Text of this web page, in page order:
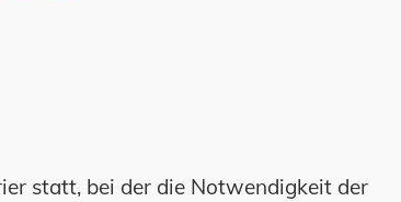
statt, bei der die Notwendigkeit der